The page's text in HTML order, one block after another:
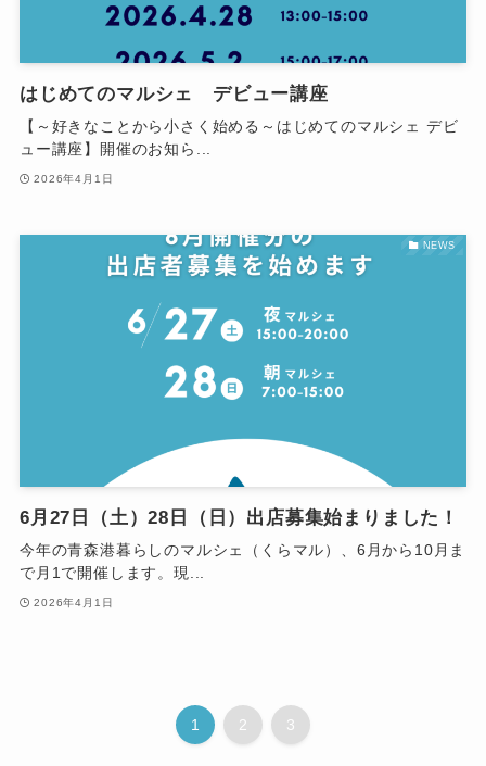
はじめてのマルシェ デビュー講座
【～好きなことから小さく始める～はじめてのマルシェ デビ
ュー講座】開催のお知ら...
2026年4月1日
NEWS
6月27日（土）28日（日）出店募集始まりました！
今年の青森港暮らしのマルシェ（くらマル）、6月から10月ま
で月1で開催します。現...
2026年4月1日
1 2 3